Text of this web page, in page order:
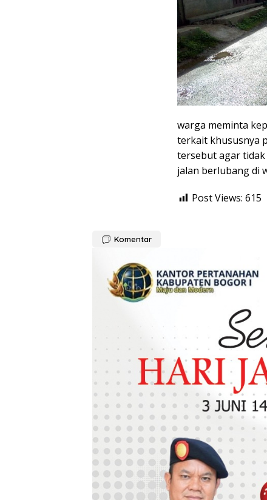
warga meminta
terkait khususnya
tersebut agar
jalan berlubang di
Post Views: 615
Komentar